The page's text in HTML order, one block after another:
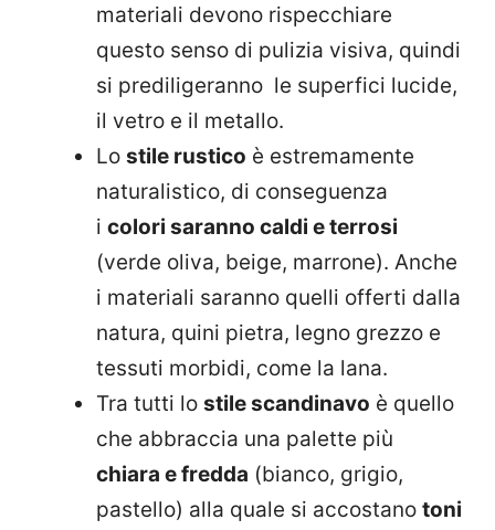
materiali devono rispecchiare
questo senso di pulizia visiva, quindi
si prediligeranno le superfici lucide,
il vetro e il metallo.
Lo stile rustico è estremamente
naturalistico, di conseguenza
i colori saranno caldi e terrosi
(verde oliva, beige, marrone). Anche
i materiali saranno quelli offerti dalla
natura, quini pietra, legno grezzo e
tessuti morbidi, come la lana.
Tra tutti lo stile scandinavo è quello
che abbraccia una palette più
chiara e fredda (bianco, grigio,
pastello) alla quale si accostano toni